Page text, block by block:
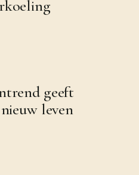
geeft
leven